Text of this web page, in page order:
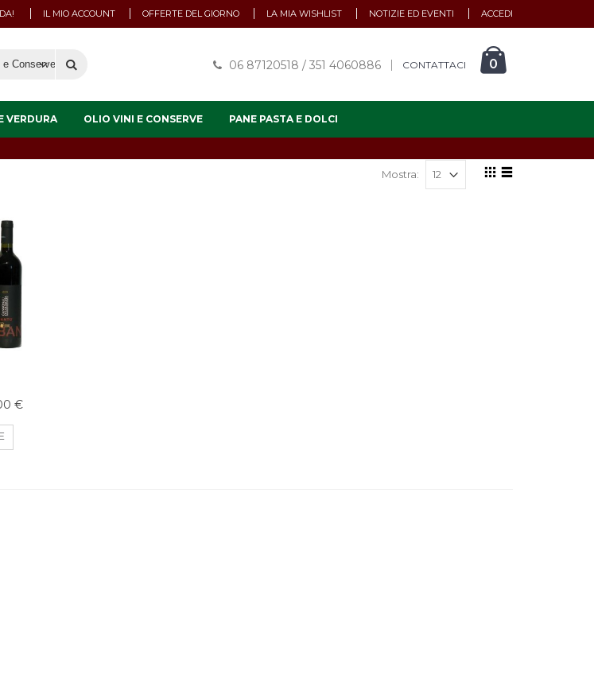
IL MIO ACCOUNT OFFERTE DEL GIORNO LA MIA WISHLIST NOTIZIE ED EVENTI ACCEDI
06 87120518 / 351 4060886 CONTATTACI 0
VERDURA OLIO VINI E CONSERVE PANE PASTA E DOLCI
Mostra:
€